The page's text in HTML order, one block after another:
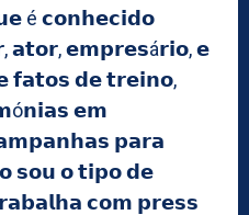
é 𝗰𝗼𝗻𝗵𝗲𝗰𝗶𝗱𝗼
𝗲𝗺𝗽𝗿𝗲𝘀á𝗿𝗶𝗼, 𝗲
𝗳𝗮𝘁𝗼𝘀 𝗱𝗲 𝘁𝗿𝗲𝗶𝗻𝗼,
𝗲𝗺
𝗽𝗮𝗿𝗮
𝘀𝗼𝘂 𝗼 𝘁𝗶𝗽𝗼 𝗱𝗲
𝗰𝗼𝗺 𝗽𝗿𝗲𝘀𝘀